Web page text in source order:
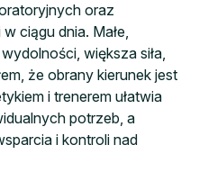
oraz
ciągu dnia. Małe,
większa siła,
że obrany kierunek jest
i trenerem ułatwia
potrzeb, a
i kontroli nad